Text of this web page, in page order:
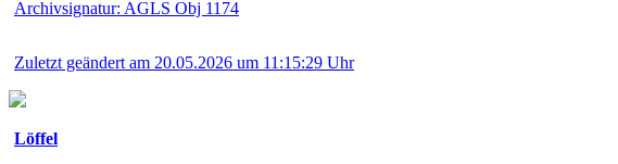
Archivsignatur: AGLS Obj 1174
Zuletzt geändert am 20.05.2026 um 11:15:29 Uhr
Löffel